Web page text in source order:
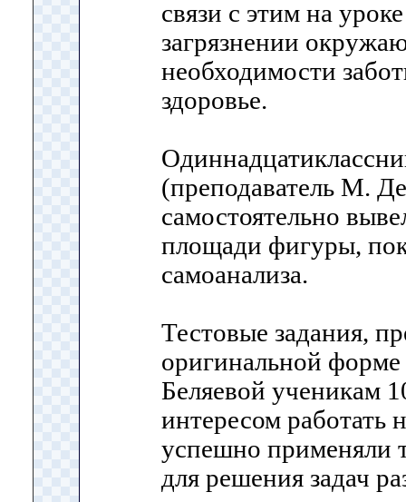
связи с этим на
загрязнении
необходимости
здоровье.
(преподаватель М.
самостоятельно
площади фигуры,
самоанализа.
Тестовые задания,
оригинальной
Беляевой ученикам
интересом работать
успешно применяли
для решения задач